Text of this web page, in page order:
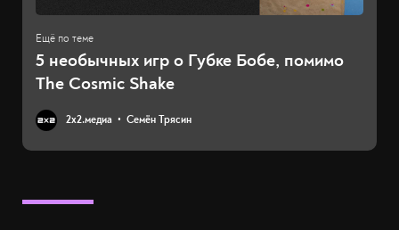
5 необычных игр о Губке Бобе, помимо
The Cosmic Shake
2х2.медиа Семён Трясин